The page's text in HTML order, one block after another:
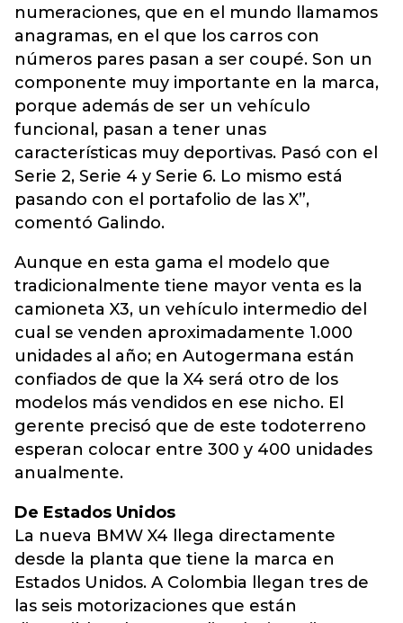
numeraciones, que en el mundo llamamos
anagramas, en el que los carros con
números pares pasan a ser coupé. Son un
componente muy importante en la marca,
porque además de ser un vehículo
funcional, pasan a tener unas
características muy deportivas. Pasó con el
Serie 2, Serie 4 y Serie 6. Lo mismo está
pasando con el portafolio de las X”,
comentó Galindo.
Aunque en esta gama el modelo que
tradicionalmente tiene mayor venta es la
camioneta X3, un vehículo intermedio del
cual se venden aproximadamente 1.000
unidades al año; en Autogermana están
confiados de que la X4 será otro de los
modelos más vendidos en ese nicho. El
gerente precisó que de este todoterreno
esperan colocar entre 300 y 400 unidades
anualmente.
De Estados Unidos
La nueva BMW X4 llega directamente
desde la planta que tiene la marca en
Estados Unidos. A Colombia llegan tres de
las seis motorizaciones que están